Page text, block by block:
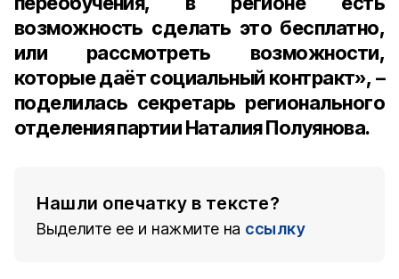
возможность сделать это бесплатно,
или рассмотреть возможности,
которые даёт социальный контракт», –
поделилась секретарь регионального
отделения партии Наталия Полуянова.
Нашли опечатку в тексте?
Выделите ее и нажмите на ссылку